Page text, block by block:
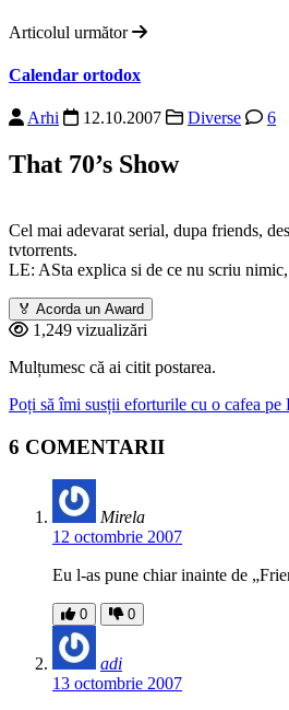
Articolul următor
Calendar ortodox
Arhi 12.10.2007 Diverse 6
That 70’s Show
Cel mai adevarat serial, dupa friends,
tvtorrents.
LE: ASta explica si de ce nu scriu
🏅 Acorda un Award
1,249 vizualizări
Mulțumesc că ai citit postarea.
Poți să îmi susții eforturile cu o cafea pe
6 COMENTARII
Mirela
12 octombrie 2007
Eu l-as pune chiar inainte de
0 0
adi
13 octombrie 2007